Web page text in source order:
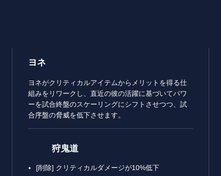
ヨネ
ヨネがクリティカルアイテムからメリットを得る仕
組みをリワークし、直近の彼の活躍に基づいてパワ
ーを試合終盤のスケーリングにシフトさせつつ、試
合序盤の脅威を低下させます。
狩鬼道
[削除] クリティカルダメージが10%低下